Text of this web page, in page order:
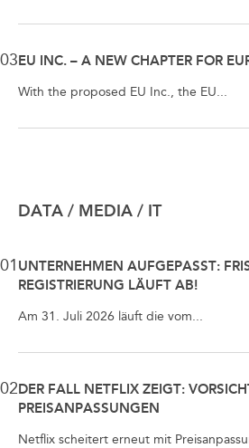
03EU INC. – A NEW CHAPTER FOR
With the proposed EU Inc., the EU...
DATA / MEDIA / IT
01 UNTERNEHMEN AUFGEPASST:
REGISTRIERUNG LÄUFT AB!
Am 31. Juli 2026 läuft die vom...
02DER FALL NETFLIX ZEIGT:
PREISANPASSUNGEN
Netflix scheitert erneut mit